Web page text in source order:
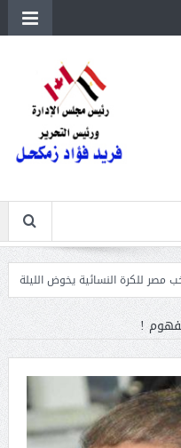
يخوض الليلة مباراة وداع أمم
مفهوم !